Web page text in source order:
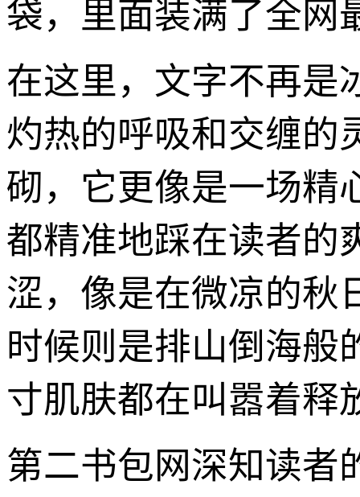
袋，里面装满了全网
在这里，文字不再是
灼热的呼吸和交缠的
砌，它更像是一场精
都精准地踩在读者的
涩，像是在微凉的秋
时候则是排山倒海般
寸肌肤都在叫嚣着释
第二书包网深知读者